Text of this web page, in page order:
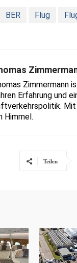
BER Flug
Zimmermann
Erfahrung und
Himmel.
Teilen